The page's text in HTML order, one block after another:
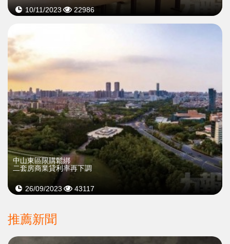
10/11/2023 22986
中山東區限購鬆綁
二套房商業貸利率再下調
26/09/2023 43117
推薦新聞